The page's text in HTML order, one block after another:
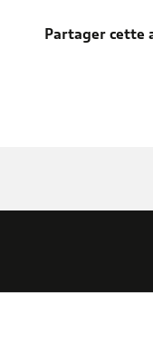
Partager cette